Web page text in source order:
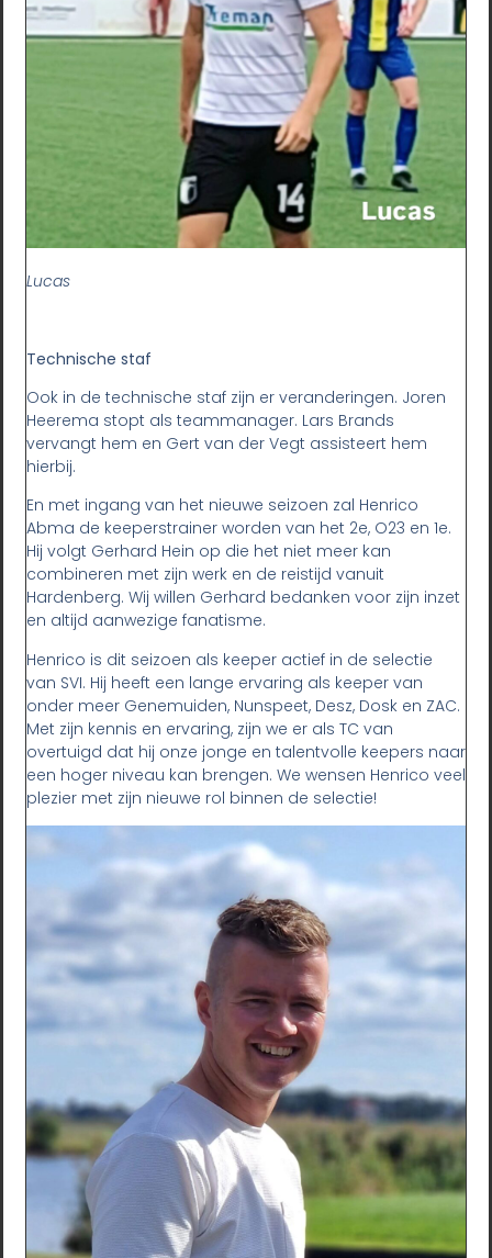
Lucas
Technische staf
Ook in de technische staf zijn er veranderingen. Joren
Heerema stopt als teammanager. Lars Brands
vervangt hem en Gert van der Vegt assisteert hem
hierbij.
En met ingang van het nieuwe seizoen zal Henrico
Abma de keeperstrainer worden van het 2e, O23 en 1e.
Hij volgt Gerhard Hein op die het niet meer kan
combineren met zijn werk en de reistijd vanuit
Hardenberg. Wij willen Gerhard bedanken voor zijn inzet
en altijd aanwezige fanatisme.
Henrico is dit seizoen als keeper actief in de selectie
van SVI. Hij heeft een lange ervaring als keeper van
onder meer Genemuiden, Nunspeet, Desz, Dosk en ZAC.
Met zijn kennis en ervaring, zijn we er als TC van
overtuigd dat hij onze jonge en talentvolle keepers naar
een hoger niveau kan brengen. We wensen Henrico veel
plezier met zijn nieuwe rol binnen de selectie!